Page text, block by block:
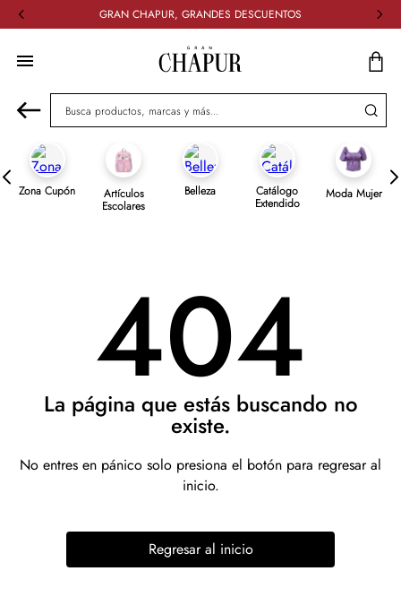
GRAN CHAPUR, GRANDES DESCUENTOS
Busca productos, marcas y más...
Zona Cupón Artículos
Escolares
Belleza Catálogo
Extendido
Moda Mujer
404
La página que estás buscando no
existe.
No entres en pánico solo presiona el botón para regresar al
inicio.
Regresar al inicio